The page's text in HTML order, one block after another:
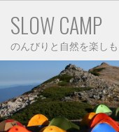
SLOW CAMP
のんびりと自然を楽しも